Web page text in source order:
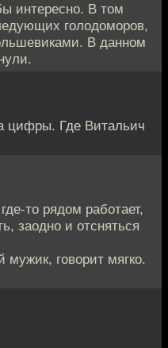
интересно. В том
голодоморов,
В данном
цифры. Где Витальич
то рядом работает,
заодно и отсняться
говорит мягко.